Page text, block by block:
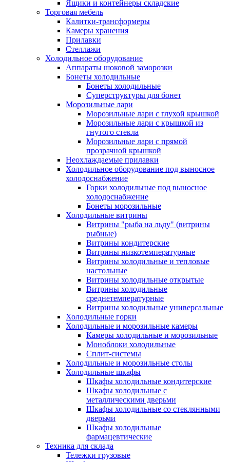
Ящики и контейнеры складские
Торговая мебель
Калитки-трансформеры
Камеры хранения
Прилавки
Стеллажи
Холодильное оборудование
Аппараты шоковой заморозки
Бонеты холодильные
Бонеты холодильные
Суперструктуры для бонет
Морозильные лари
Морозильные лари с глухой крышкой
Морозильные лари с крышкой из
гнутого стекла
Морозильные лари с прямой
прозрачной крышкой
Неохлаждаемые прилавки
Холодильное оборудование под выносное
холодоснабжение
Горки холодильные под выносное
холодоснабжение
Бонеты морозильные
Холодильные витрины
Витрины "рыба на льду" (витрины
рыбные)
Витрины кондитерские
Витрины низкотемпературные
Витрины холодильные и тепловые
настольные
Витрины холодильные открытые
Витрины холодильные
среднетемпературные
Витрины холодильные универсальные
Холодильные горки
Холодильные и морозильные камеры
Камеры холодильные и морозильные
Моноблоки холодильные
Сплит-системы
Холодильные и морозильные столы
Холодильные шкафы
Шкафы холодильные кондитерские
Шкафы холодильные с
металлическими дверьми
Шкафы холодильные со стеклянными
дверьми
Шкафы холодильные
фармацевтические
Техника для склада
Тележки грузовые